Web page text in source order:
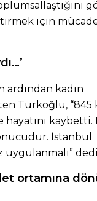
için
ardından kadın
Türkoğlu, “845
kaybetti.
İstanbul
ortamına